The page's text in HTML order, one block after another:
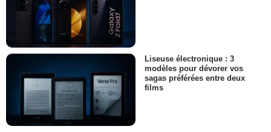
Liseuse électronique : 3
modèles pour dévorer vos
sagas préférées entre deux
films